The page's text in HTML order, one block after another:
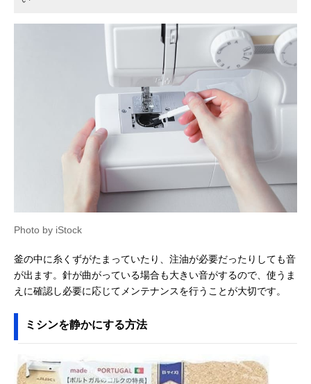
Photo by iStock
釜の中に糸くずがたまっていたり、注油が必要だったりしても音
が出ます。針が曲がっている場合も大きい音がするので、使うま
えに確認し必要に応じてメンテナンスを行うことが大切です。
ミシンを静かにする方法